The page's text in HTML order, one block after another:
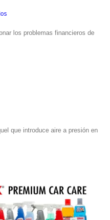
los problemas financieros de
que introduce aire a presión en